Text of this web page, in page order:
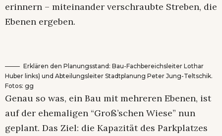
erinnern – miteinander verschraubte Streben, die
Ebenen ergeben.
Erklären den Planungsstand: Bau-Fachbereichsleiter Lothar
Huber links) und Abteilungsleiter Stadtplanung Peter Jung-Teltschik.
Fotos: gg
Genau so was, ein Bau mit mehreren Ebenen, ist
auf der ehemaligen “Groß’schen Wiese” nun
geplant. Das Ziel: die Kapazität des Parkplatzes